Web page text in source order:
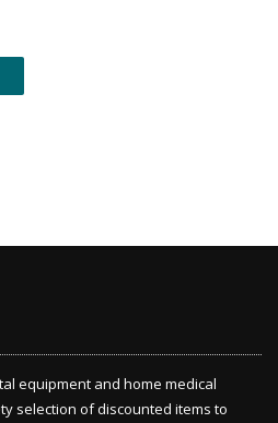
equipment and home medical
selection of discounted items to